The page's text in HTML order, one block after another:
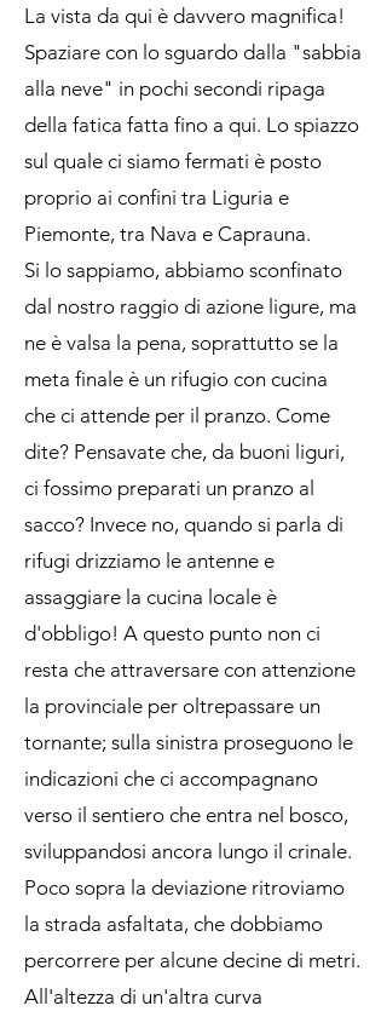
La vista da qui è davvero magnifica!
Spaziare con lo sguardo dalla "sabbia
alla neve" in pochi secondi ripaga
della fatica fatta fino a qui. Lo spiazzo
sul quale ci siamo fermati è posto
proprio ai confini tra Liguria e
Piemonte, tra Nava e Caprauna.
Si lo sappiamo, abbiamo sconfinato
dal nostro raggio di azione ligure, ma
ne è valsa la pena, soprattutto se la
meta finale è un rifugio con cucina
che ci attende per il pranzo. Come
dite? Pensavate che, da buoni liguri,
ci fossimo preparati un pranzo al
sacco? Invece no, quando si parla di
rifugi drizziamo le antenne e
assaggiare la cucina locale è
d'obbligo! A questo punto non ci
resta che attraversare con attenzione
la provinciale per oltrepassare un
tornante; sulla sinistra proseguono le
indicazioni che ci accompagnano
verso il sentiero che entra nel bosco,
sviluppandosi ancora lungo il crinale.
Poco sopra la deviazione ritroviamo
la strada asfaltata, che dobbiamo
percorrere per alcune decine di metri.
All'altezza di un'altra curva